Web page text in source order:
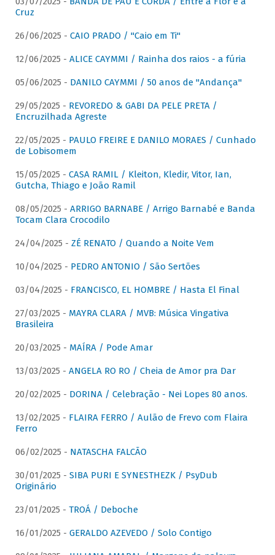
Cruz
26/06/2025 - CAIO PRADO / "Caio em Ti"
12/06/2025 - ALICE CAYMMI / Rainha dos raios - a fúria
05/06/2025 - DANILO CAYMMI / 50 anos de "Andança"
29/05/2025 - REVOREDO & GABI DA PELE PRETA /
Encruzilhada Agreste
22/05/2025 - PAULO FREIRE E DANILO MORAES / Cunhado
de Lobisomem
15/05/2025 - CASA RAMIL / Kleiton, Kledir, Vitor, Ian,
Gutcha, Thiago e João Ramil
08/05/2025 - ARRIGO BARNABE / Arrigo Barnabé e Banda
Tocam Clara Crocodilo
24/04/2025 - ZÉ RENATO / Quando a Noite Vem
10/04/2025 - PEDRO ANTONIO / São Sertões
03/04/2025 - FRANCISCO, EL HOMBRE / Hasta El Final
27/03/2025 - MAYRA CLARA / MVB: Música Vingativa
Brasileira
20/03/2025 - MAÍRA / Pode Amar
13/03/2025 - ANGELA RO RO / Cheia de Amor pra Dar
20/02/2025 - DORINA / Celebração - Nei Lopes 80 anos.
13/02/2025 - FLAIRA FERRO / Aulão de Frevo com Flaira
Ferro
06/02/2025 - NATASCHA FALCÃO
30/01/2025 - SIBA PURI E SYNESTHEZK / PsyDub
Originário
23/01/2025 - TROÁ / Deboche
16/01/2025 - GERALDO AZEVEDO / Solo Contigo